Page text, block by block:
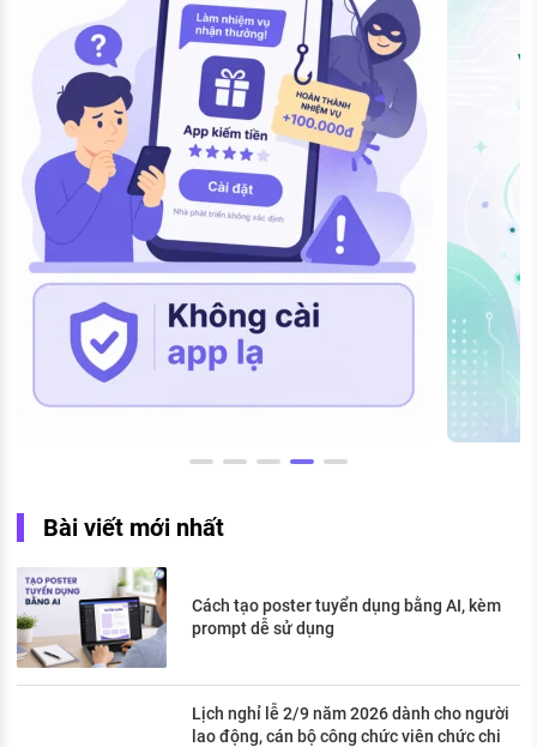
Bài viết mới nhất
Cách tạo poster tuyển dụng bằng AI, kèm
prompt dễ sử dụng
Lịch nghỉ lễ 2/9 năm 2026 dành cho người
lao động, cán bộ công chức viên chức chi